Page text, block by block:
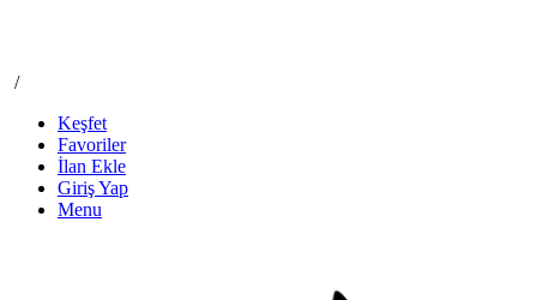
/
Keşfet
Favoriler
İlan Ekle
Giriş Yap
Menu